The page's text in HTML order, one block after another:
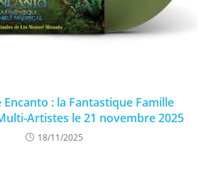
: la Fantastique Famille
Artistes le 21 novembre 2025
18/11/2025